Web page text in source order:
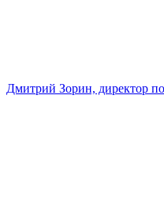
Дмитрий Зорин, директор